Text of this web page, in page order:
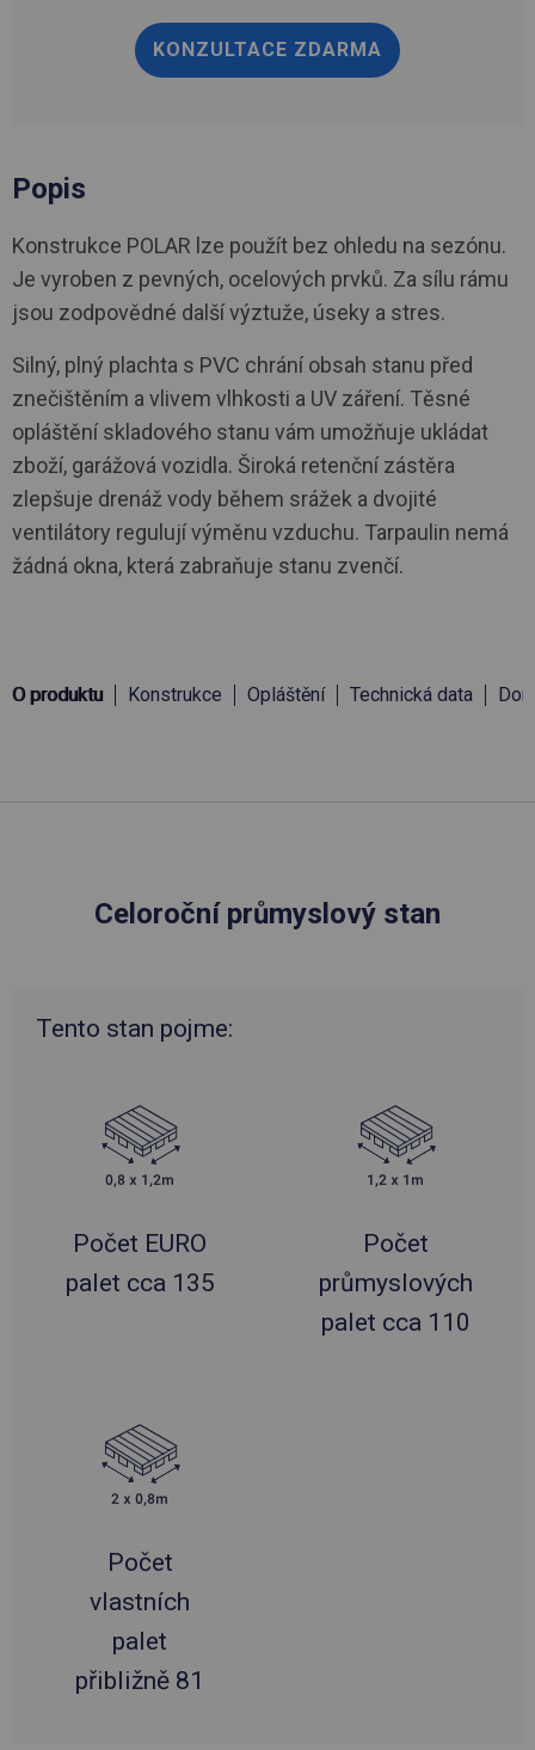
KONZULTACE ZDARMA
Popis
Konstrukce POLAR lze použít bez ohledu na sezónu.
Je vyroben z pevných, ocelových prvků. Za sílu rámu
jsou zodpovědné další výztuže, úseky a stres.
Silný, plný plachta s PVC chrání obsah stanu před
znečištěním a vlivem vlhkosti a UV záření. Těsné
opláštění skladového stanu vám umožňuje ukládat
zboží, garážová vozidla. Široká retenční zástěra
zlepšuje drenáž vody během srážek a dvojité
ventilátory regulují výměnu vzduchu. Tarpaulin nemá
žádná okna, která zabraňuje stanu zvenčí.
O produktu Konstrukce Opláštění Technická data
Celoroční průmyslový stan
Tento stan pojme:
Počet EURO
palet cca 135
Počet
průmyslových
palet cca 110
Počet
vlastních
palet
přibližně 81